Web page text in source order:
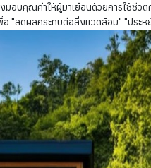
มอบคุณค่าให้ผู้มาเยือนด้วยการใช้ชีวิ
"ลดผลกระทบต่อสิ่งแวดล้อม" "ประ